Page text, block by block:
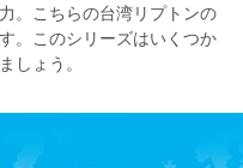
。こちらの台湾リプトンの
。このシリーズはいくつか
しょう。